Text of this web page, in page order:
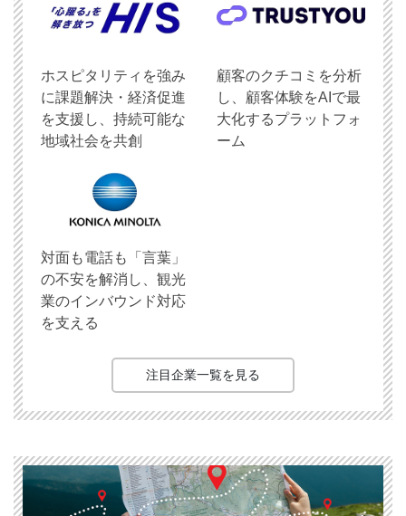
ホスピタリティを強み
に課題解決・経済促進
を支援し、持続可能な
地域社会を共創
顧客のクチコミを分析
し、顧客体験をAIで最
大化するプラットフォ
ーム
対面も電話も「言葉」
の不安を解消し、観光
業のインバウンド対応
を支える
注目企業一覧を見る